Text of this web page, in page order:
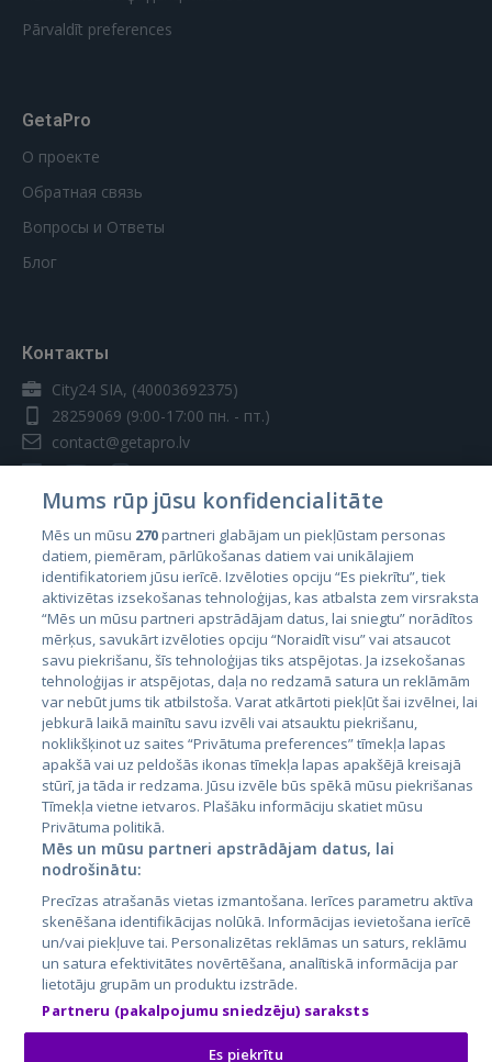
Pārvaldīt preferences
GetaPro
О проекте
Обратная связь
Вопросы и Ответы
Блог
Контакты
City24 SIA, (40003692375)
28259069 (9:00-17:00 пн. - пт.)
contact@getapro.lv
Страны
Эстония
Латвия
Литва
City24.lv
City24.ee
GetaPro.lv
GetaPro.ee
Skelbiu.lt
Autoplius.lt
Aruodas.lt
Kainos.lt
Paslaugos.lt
auto24.ee
KV.ee
Osta.ee
KuldneBörs.ee
Mums rūp jūsu konfidencialitāte
Mēs un mūsu 270partneri glabājam un piekļūstam personas
datiem, piemēram, pārlūkošanas datiem vai unikālajiem
identifikatoriem jūsu ierīcē. Izvēloties opciju “Es piekrītu”, tiek
aktivizētas izsekošanas tehnoloģijas, kas atbalsta zem virsraksta
“Mēs un mūsu partneri apstrādājam datus, lai sniegtu” norādītos
mērķus, savukārt izvēloties opciju “Noraidīt visu” vai atsaucot
savu piekrišanu, šīs tehnoloģijas tiks atspējotas. Ja izsekošanas
tehnoloģijas ir atspējotas, daļa no redzamā satura un reklāmām
var nebūt jums tik atbilstoša. Varat atkārtoti piekļūt šai izvēlnei, lai
jebkurā laikā mainītu savu izvēli vai atsauktu piekrišanu,
noklikšķinot uz saites “Privātuma preferences” tīmekļa lapas
apakšā vai uz peldošās ikonas tīmekļa lapas apakšējā kreisajā
stūrī, ja tāda ir redzama. Jūsu izvēle būs spēkā mūsu piekrišanas
Tīmekļa vietne ietvaros. Plašāku informāciju skatiet mūsu
Privātuma politikā.
Mēs un mūsu partneri apstrādājam datus, lai
nodrošinātu:
Precīzas atrašanās vietas izmantošana. Ierīces parametru aktīva
skenēšana identifikācijas nolūkā. Informācijas ievietošana ierīcē
un/vai piekļuve tai. Personalizētas reklāmas un saturs, reklāmu
un satura efektivitātes novērtēšana, analītiskā informācija par
lietotāju grupām un produktu izstrāde.
Partneru (pakalpojumu sniedzēju) saraksts
Es piekrītu